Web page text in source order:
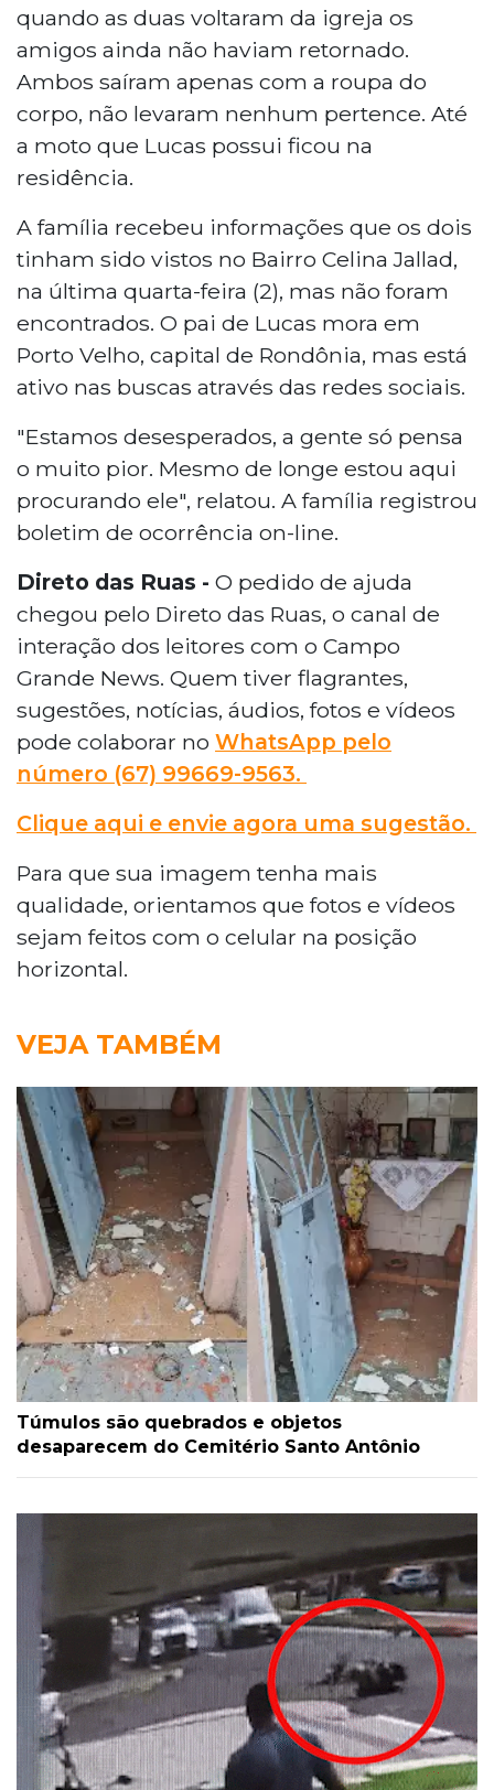
quando as duas voltaram da igreja os
amigos ainda não haviam retornado.
Ambos saíram apenas com a roupa do
corpo, não levaram nenhum pertence. Até
a moto que Lucas possui ficou na
residência.
A família recebeu informações que os dois
tinham sido vistos no Bairro Celina Jallad,
na última quarta-feira (2), mas não foram
encontrados. O pai de Lucas mora em
Porto Velho, capital de Rondônia, mas está
ativo nas buscas através das redes sociais.
"Estamos desesperados, a gente só pensa
o muito pior. Mesmo de longe estou aqui
procurando ele", relatou. A família registrou
boletim de ocorrência on-line.
Direto das Ruas - O pedido de ajuda
chegou pelo Direto das Ruas, o canal de
interação dos leitores com o Campo
Grande News. Quem tiver flagrantes,
sugestões, notícias, áudios, fotos e vídeos
pode colaborar no WhatsApp pelo
número (67) 99669-9563.
Clique aqui e envie agora uma sugestão.
Para que sua imagem tenha mais
qualidade, orientamos que fotos e vídeos
sejam feitos com o celular na posição
horizontal.
VEJA TAMBÉM
Túmulos são quebrados e objetos
desaparecem do Cemitério Santo Antônio